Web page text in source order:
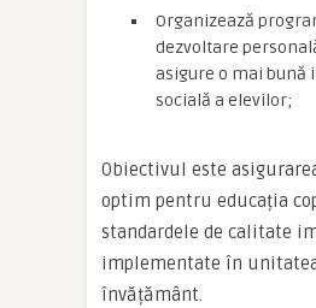
Organizează
dezvoltare
asigure o mai bună
socială a elevilor;
Obiectivul este
optim pentru educația
standardele de calitate
implementate în
învățământ.